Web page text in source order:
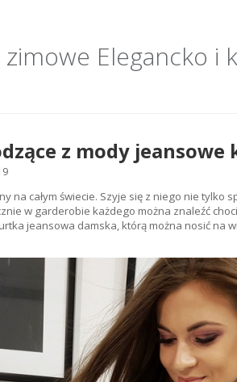
zimowe Elegancko i
z mody
na całym świecie. Szyje się z niego nie tylko
w garderobie każdego można znaleźć
jeansowa damska, którą można nosić na